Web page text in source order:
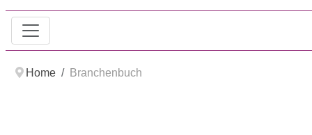
Home Branchenbuch